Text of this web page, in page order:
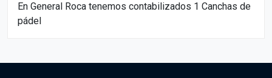
En General Roca tenemos contabilizados 1 Canchas de
pádel